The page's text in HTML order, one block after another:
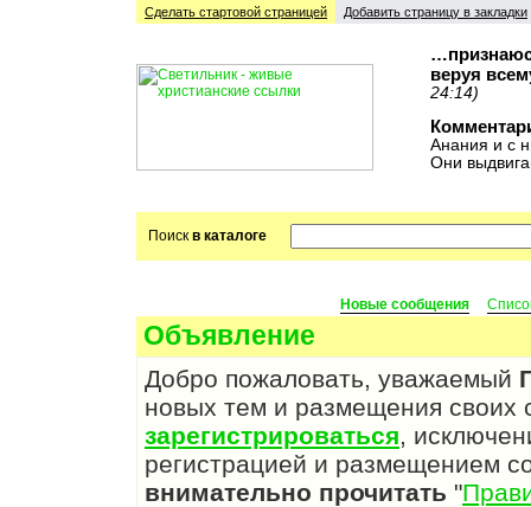
Сделать стартовой cтраницей Добавить страницу в закладки
веруя
24:14)
Анания и с
Они
Поиск в каталоге
Новые сообщения
Объявление
Добро пожаловать, уважаемый
новых тем и размещения
зарегистрироваться,
регистрацией и размещением
внимательно прочитать "